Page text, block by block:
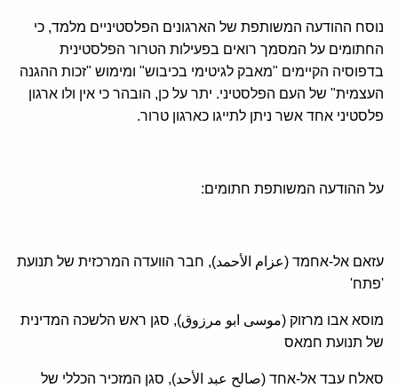
נוסח ההודעה המשותפת של הארגונים הפלסטיניים מלמד, כי
החתומים על המסמך רואים בפעילות הטרור הפלסטינית
בדפוסיה הקיימים "מאבק לגיטימי בכיבוש" ומימוש "זכות ההגנה
העצמית" של העם הפלסטיני. יתר על כן, הובהר כי אין ולו ארגון
פלסטיני אחד אשר ניתן לתייגו כארגון טרור.
על ההודעה המשותפת חתומים:
עזאם אל-אחמד (عزام الأحمد), חבר הוועדה המרכזית של תנועת
'פתח'
מוסא אבו מרזוק (موسى ابو مرزوق), סגן ראש הלשכה המדינית
של תנועת חמאס
סאלח עבד אל-אחד (صالح عبد الأحد), סגן המזכיר הכללי של